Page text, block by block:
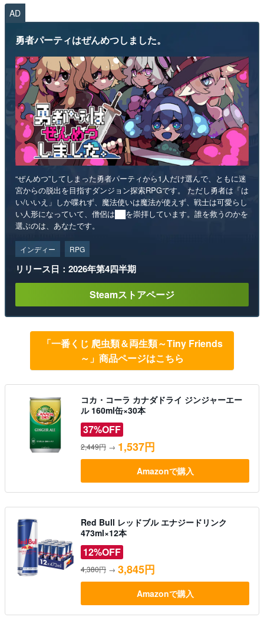
AD
勇者パーティはぜんめつしました。
“ぜんめつ”してしまった勇者パーティから1人だけ選んで、ともに迷
宮からの脱出を目指すダンジョン探索RPGです。 ただし勇者は「は
い/いいえ」しか喋れず、魔法使いは魔法が使えず、戦士は可愛らし
い人形になっていて、僧侶は██を崇拝しています。誰を救うのかを
選ぶのは、あなたです。
インディー RPG
リリース日：2026年第4四半期
Steamストアページ
「一番くじ 爬虫類＆両生類～Tiny Friends
～」商品ページはこちら
コカ・コーラ カナダドライ ジンジャーエー
ル 160ml缶×30本
37%OFF
2,449円 → 1,537円
Amazonで購入
Red Bull レッドブル エナジードリンク
473ml×12本
12%OFF
4,380円 → 3,845円
Amazonで購入